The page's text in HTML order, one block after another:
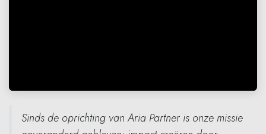
Sinds de oprichting van Aria Partner is onze missie